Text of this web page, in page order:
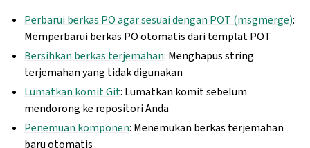
Perbarui berkas PO agar sesuai dengan POT (msgmerge):
Memperbarui berkas PO otomatis dari templat POT
Bersihkan berkas terjemahan: Menghapus string
terjemahan yang tidak digunakan
Lumatkan komit Git: Lumatkan komit sebelum
mendorong ke repositori Anda
Penemuan komponen: Menemukan berkas terjemahan
baru otomatis